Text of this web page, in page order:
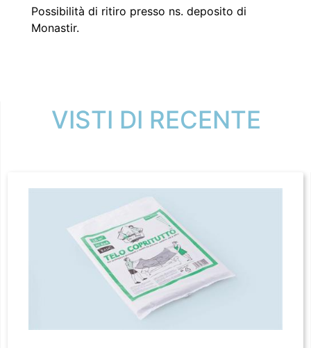
Possibilità di ritiro presso ns. deposito di
Monastir.
VISTI DI RECENTE